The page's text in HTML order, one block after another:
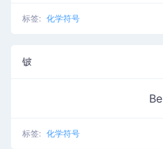
标签: 化学符号
铍
Be
标签: 化学符号